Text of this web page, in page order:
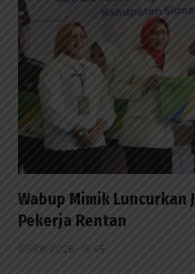
Wabup Mimik
Pekerja Rentan
05/08/2026 - 16:45